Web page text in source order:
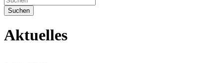
Suchen
Aktuelles